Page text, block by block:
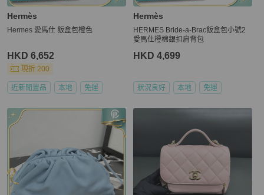
Hermès
Hermes 愛馬仕 飯盒包橙色
HKD 6,652
現折 200
近新閒置品 本地 免運
Hermès
HERMES Bride-a-Brac飯盒包小號2
愛馬仕橙棉銀扣肩背包
HKD 4,699
狀況良好 本地 免運